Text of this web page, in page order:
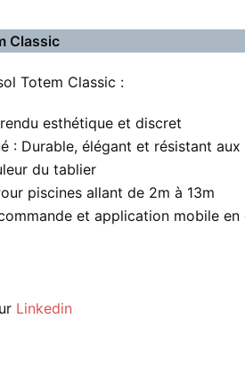
Classic
Totem Classic :
esthétique et discret
: Durable, élégant et résistant
du tablier
piscines allant de 2m à 13m
et application mobile
Linkedin